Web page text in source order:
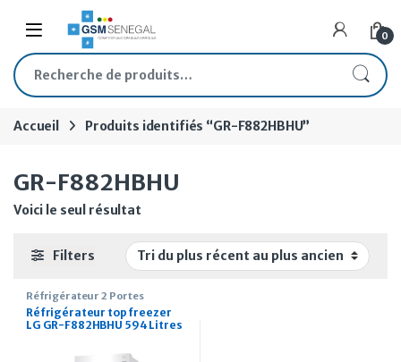
Skip to navigation
Skip to content
Open 0
Recherche pour :
Accueil Produits identifiés “GR-F882HBHU”
GR-F882HBHU
Voici le seul résultat
Filters
Réfrigérateur 2 Portes
Réfrigérateur top freezer
LG GR-F882HBHU 594 Litres